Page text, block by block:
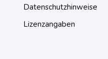
Datenschutzhinweise
Lizenzangaben